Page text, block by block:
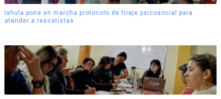
Iahula pone en marcha protocolo de triaje psicosocial para
atender a rescatistas